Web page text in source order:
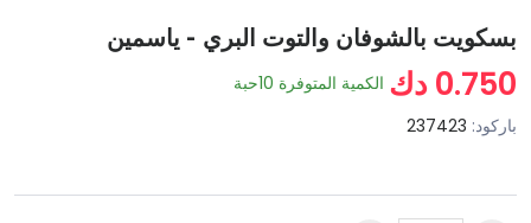
بسكويت بالشوفان والتوت البري - ياسمين
0.750 دك الكمية المتوفرة 10حبة
باركود: 237423